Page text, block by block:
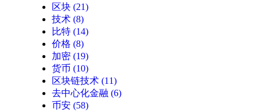
区块 (21)
技术 (8)
比特 (14)
价格 (8)
加密 (19)
货币 (10)
区块链技术 (11)
去中心化金融 (6)
币安 (58)